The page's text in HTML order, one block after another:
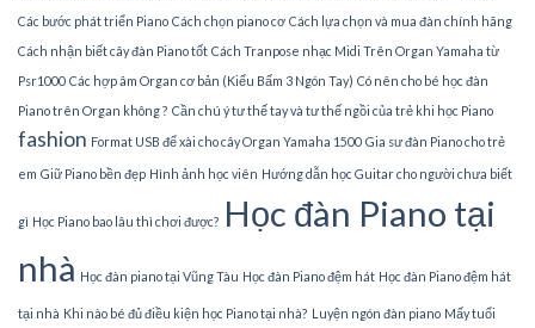
Các bước phát triển Piano Cách chọn piano cơ Cách lựa chọn và mua đàn chính hãng
Cách nhận biết cây đàn Piano tốt Cách Tranpose nhạc Midi Trên Organ Yamaha từ
Psr1000 Các hợp âm Organ cơ bản (Kiểu Bấm 3 Ngón Tay) Có nên cho bé học đàn
Piano trên Organ không ? Cần chú ý tư thế tay và tư thế ngồi của trẻ khi học Piano
fashion Format USB để xài cho cây Organ Yamaha 1500 Gia sư đàn Piano cho trẻ
em Giữ Piano bền đẹp Hình ảnh học viên Hướng dẫn học Guitar cho người chưa biết
gì Học Piano bao lâu thì chơi được? Học đàn Piano tại
nhà Học đàn piano tại Vũng Tàu Học đàn Piano đệm hát Học đàn Piano đệm hát
tại nhà Khi nào bé đủ điều kiện học Piano tại nhà? Luyện ngón đàn piano Mấy tuổi